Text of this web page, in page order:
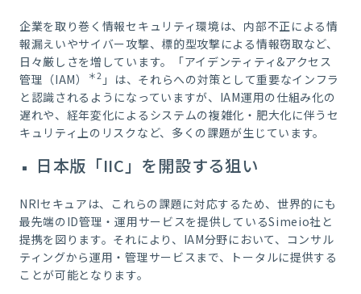
企業を取り巻く情報セキュリティ環境は、内部不正による情
報漏えいやサイバー攻撃、標的型攻撃による情報窃取など、
日々厳しさを増しています。「アイデンティティ&アクセス
管理（IAM）
＊2 」は、それらへの対策として重要なインフラ
と認識されるようになっていますが、IAM運用の仕組み化の
遅れや、経年変化によるシステムの複雑化・肥大化に伴うセ
キュリティ上のリスクなど、多くの課題が生じています。
日本版「IIC」を開設する狙い
NRIセキュアは、これらの課題に対応するため、世界的にも
最先端のID管理・運用サービスを提供しているSimeio社と
提携を図ります。それにより、IAM分野において、コンサル
ティングから運用・管理サービスまで、トータルに提供する
ことが可能となります。